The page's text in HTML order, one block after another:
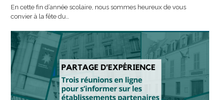
En cette fin d’année scolaire, nous sommes heureux de vous
convier à la fête du…